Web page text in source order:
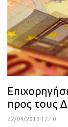
προς τους
22/04/2019 12:10